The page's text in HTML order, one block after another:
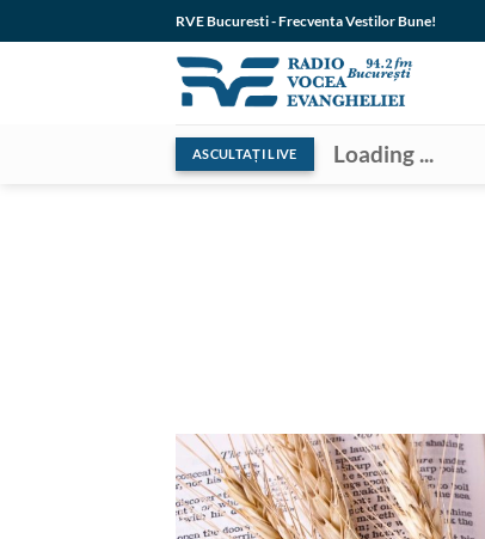
to
RVE Bucuresti - Frecventa Vestilor Bune!
ASCULTAȚI LIVE Loading ...